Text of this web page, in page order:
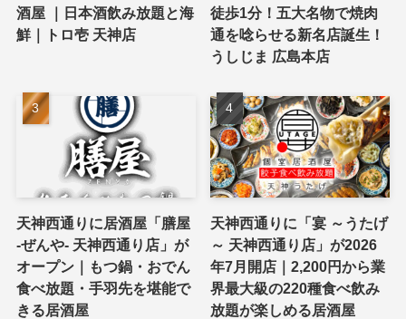
酒屋 ｜日本酒飲み放題と海
鮮｜トロ壱 天神店
徒歩1分！五大名物で焼肉
通を唸らせる新名店誕生！
うしじま 広島本店
天神西通りに居酒屋「膳屋
-ぜんや- 天神西通り店」が
オープン｜もつ鍋・おでん
食べ放題・手羽先を堪能で
きる居酒屋
天神西通りに「宴 ～うたげ
～ 天神西通り店」が2026
年7月開店｜2,200円から業
界最大級の220種食べ飲み
放題が楽しめる居酒屋